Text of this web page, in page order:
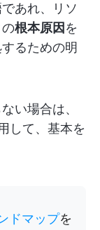
あれ、リソ
根本原因 を
るための明
い場合は、
して、基本を
ドマップを